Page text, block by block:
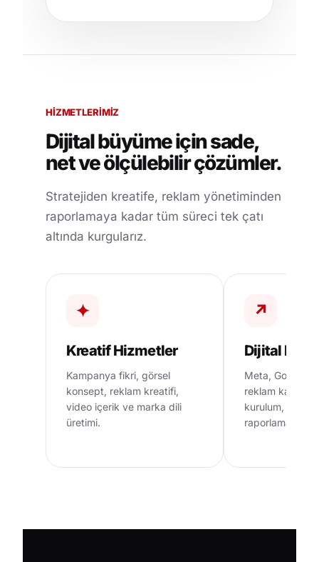
HIZMETLERIMIZ
Dijital büyüme için sade,
net ve ölçülebilir çözümler.
Stratejiden kreatife, reklam yönetiminden
raporlamaya kadar tüm süreci tek çatı
altında kurgularız.
✦
Kreatif Hizmetler
Kampanya fikri, görsel
konsept, reklam kreatifi,
video içerik ve marka dili
üretimi.
↗
Dijital
Meta, Google
reklam
kurulum,
raporlaması.